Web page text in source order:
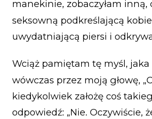
manekinie, zobaczyłam inną,
seksowną podkreślającą
uwydatniającą piersi i
Wciąż pamiętam tę myśl, jaka
wówczas przez moją głowę,
kiedykolwiek założę coś
odpowiedź: „Nie. Oczywiście,